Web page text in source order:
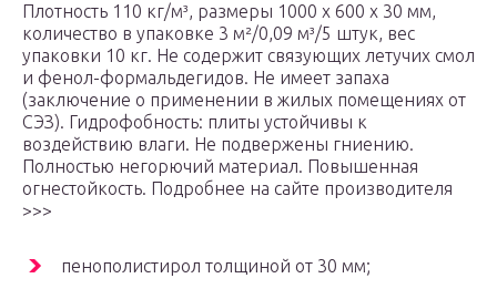
Плотность 110 кг/м³, размеры 1000 х 600 х 30 мм,
количество в упаковке 3 м²/0,09 м³/5 штук, вес
упаковки 10 кг. Не содержит связующих летучих смол
и фенол-формальдегидов. Не имеет запаха
(заключение о применении в жилых помещениях от
СЭЗ). Гидрофобность: плиты устойчивы к
воздействию влаги. Не подвержены гниению.
Полностью негорючий материал. Повышенная
огнестойкость. Подробнее на сайте производителя
>>>
пенополистирол толщиной от 30 мм;